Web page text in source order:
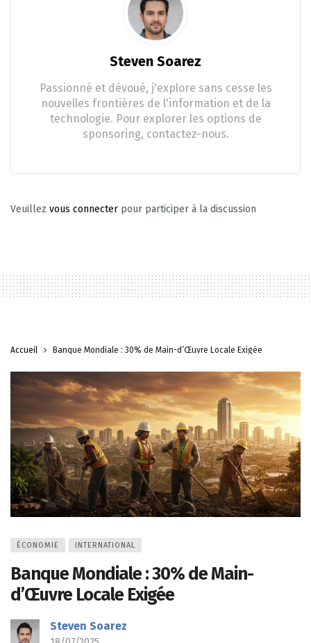
Steven Soarez
Passionné et dévoué, j'explore sans cesse les
nouvelles frontières de l'information et de la
technologie. Pour explorer les options de
sponsoring, contactez-nous.
Veuillez vous connecter pour participer à la discussion
Accueil Banque Mondiale : 30% de Main-d’Œuvre Locale Exigée
ÉCONOMIE INTERNATIONAL
Banque Mondiale : 30% de Main-
d’Œuvre Locale Exigée
Steven Soarez